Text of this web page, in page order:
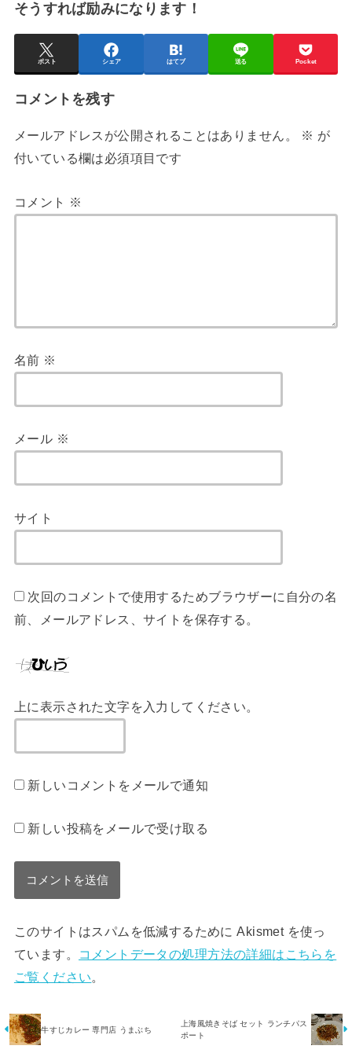
そうすれば励みになります！
ポスト シェア はてブ 送る Pocket
コメントを残す
メールアドレスが公開されることはありません。 ※ が
付いている欄は必須項目です
コメント ※
名前 ※
メール ※
サイト
次回のコメントで使用するためブラウザーに自分の名
前、メールアドレス、サイトを保存する。
上に表示された文字を入力してください。
新しいコメントをメールで通知
新しい投稿をメールで受け取る
このサイトはスパムを低減するために Akismet を使っ
ています。
コメントデータの処理方法の詳細はこちらを
ご覧ください。
牛すじカレー 専門店 うまぶち
上海風焼きそば セット ランチパス
ポート